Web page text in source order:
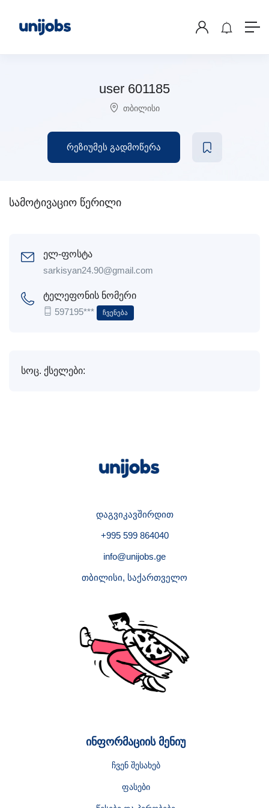
user 601185
თბილისი
რეზიუმეს გადმოწერა
სამოტივაციო წერილი
ელ-ფოსტა
sarkisyan24.90@gmail.com
ტელეფონის ნომერი
597195***
Ჩვენება
სოც. ქსელები:
დაგვიკავშირდით
+995 599 864040
info@unijobs.ge
თბილისი, საქართველო
ინფორმაციის მენიუ
ჩვენ შესახებ
ფასები